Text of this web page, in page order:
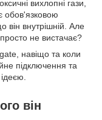
вихлопні гази,
обов'язковою
він внутрішній. Але
не вистачає?
навіщо та коли
підключення та
він